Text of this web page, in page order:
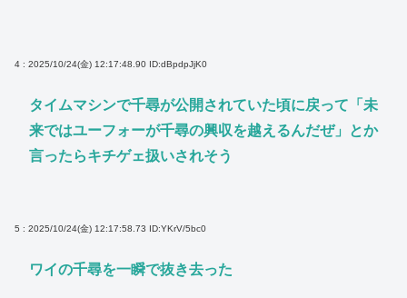
4 : 2025/10/24(金) 12:17:48.90 ID:dBpdpJjK0
タイムマシンで千尋が公開されていた頃に戻って「未
来ではユーフォーが千尋の興収を越えるんだぜ」とか
言ったらキチゲェ扱いされそう
5 : 2025/10/24(金) 12:17:58.73 ID:YKrV/5bc0
ワイの千尋を一瞬で抜き去った